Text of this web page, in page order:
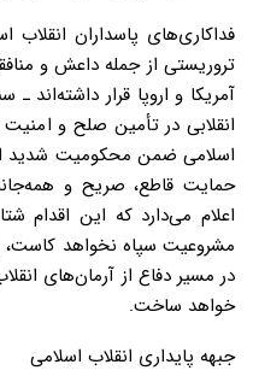
فداکاری‌های پاسداران انقلاب
تروریستی از جمله داعش و
آمریکا و اروپا قرار
انقلابی در تأمین صلح و
اسلامی ضمن محکومیت شدید
حمایت قاطع، صریح و
اعلام می‌‌دارد که این اقدام
مشروعیت سپاه نخواهد کاست،
در مسیر دفاع از آرمان‌های
خواهد ساخت.
جبهه پایداری انقلاب اسلامی